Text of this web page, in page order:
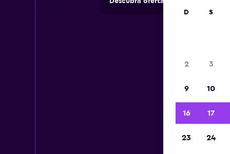
D S
2 3
9 10
16 17
23 24